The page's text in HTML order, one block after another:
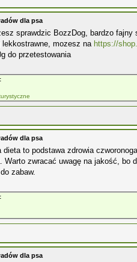
dla psa
sprawdzic BozzDog, bardzo fajny
mozesz na https://
do przetestowania
dla psa
dieta to podstawa zdrowia
Warto zwracać uwagę na jakość, bo
zabaw.
dla psa